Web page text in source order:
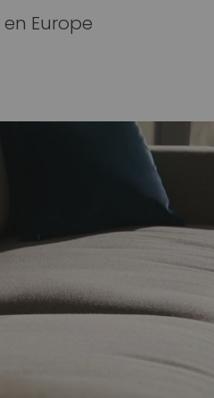
Europe